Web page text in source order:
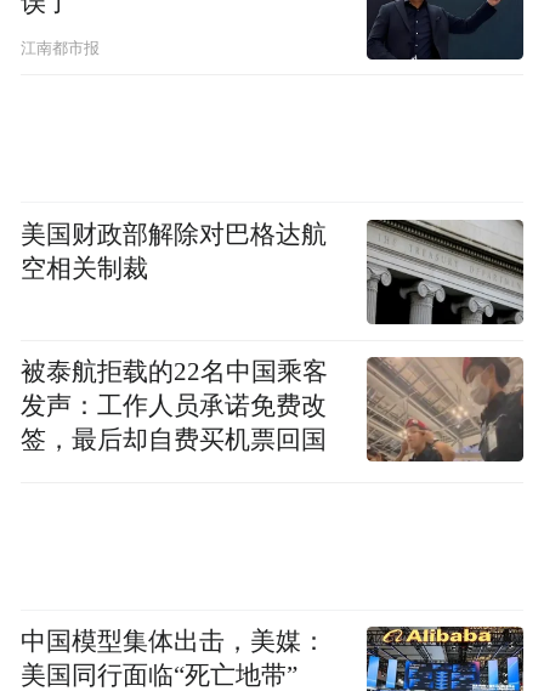
江南都市报
美国财政部解除对巴格达航
空相关制裁
被泰航拒载的22名中国乘客
发声：工作人员承诺免费改
签，最后却自费买机票回国
中国模型集体出击，美媒：
美国同行面临“死亡地带”